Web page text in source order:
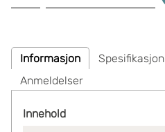
Informasjon Spesifikasjon
Anmeldelser
Innehold